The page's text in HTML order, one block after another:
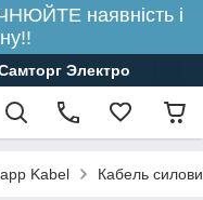
наявність і
Электро
Kabel Кабель